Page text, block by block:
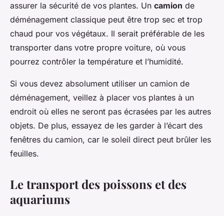
assurer la sécurité de vos plantes. Un camion de
déménagement classique peut être trop sec et trop
chaud pour vos végétaux. Il serait préférable de les
transporter dans votre propre voiture, où vous
pourrez contrôler la température et l’humidité.
Si vous devez absolument utiliser un camion de
déménagement, veillez à placer vos plantes à un
endroit où elles ne seront pas écrasées par les autres
objets. De plus, essayez de les garder à l’écart des
fenêtres du camion, car le soleil direct peut brûler les
feuilles.
Le transport des poissons et des
aquariums